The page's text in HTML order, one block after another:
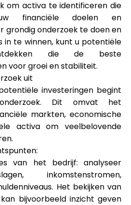
om activa te identificeren die
financiële doelen en
grondig onderzoek te doen en
in te winnen, kunt u potentiële
die de beste
voor groei en stabiliteit.
uit
investeringen begint
Dit omvat het
markten, economische
activa om veelbelovende
van het bedrijf: analyseer
inkomstenstromen,
Het bekijken van
bijvoorbeeld inzicht geven